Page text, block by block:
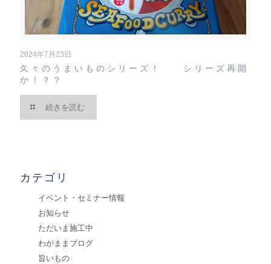
2024年7月23日
久々のうまいものシリーズ！ シリーズ再開
か！？？
続きを読む
カテゴリ
イベント・セミナー情報
お知らせ
ただいま施工中
わがままブログ
旨いもの